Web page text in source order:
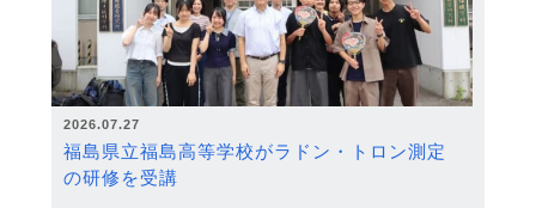
2026.07.27
福島県立福島高等学校がラドン・トロン測定
の研修を受講